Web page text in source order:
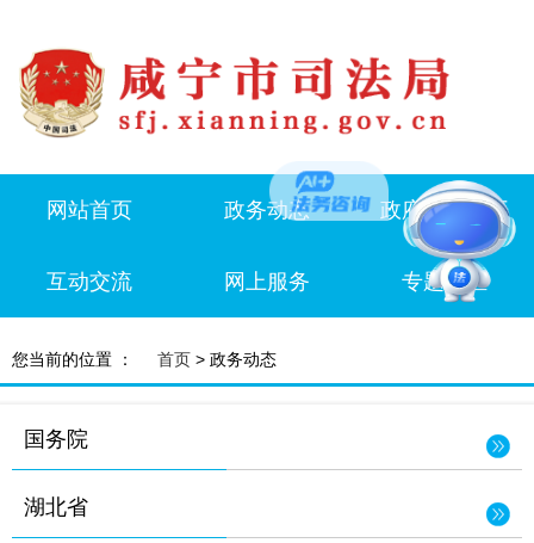
网站首页 政务动态 政府信息公开
互动交流 网上服务 专题专栏
您当前的位置 ： 首页 > 政务动态
国务院
湖北省